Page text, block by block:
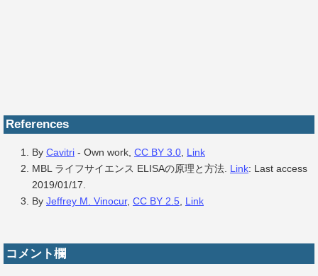
References
By Cavitri - Own work, CC BY 3.0, Link
MBL ライフサイエンス ELISAの原理と方法. Link: Last access
2019/01/17.
By Jeffrey M. Vinocur, CC BY 2.5, Link
コメント欄